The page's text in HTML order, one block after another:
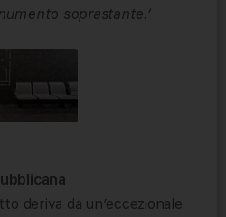
soprastante.’
deriva da un’eccezionale